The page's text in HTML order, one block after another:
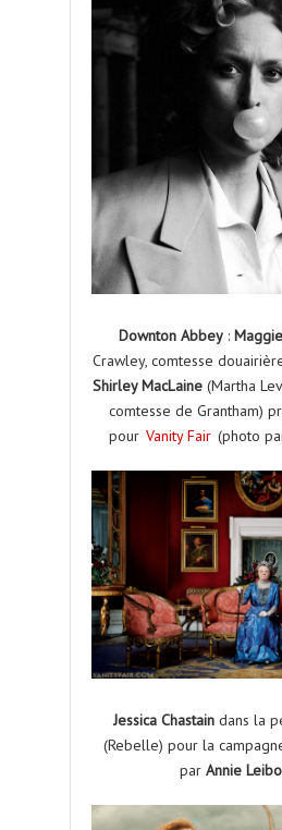
Downton Abbey:
Crawley, comtesse
Shirley MacLaine(Martha
comtesse de Grantham)
pour Vanity Fair (photo
Jessica Chastain dans la
(Rebelle) pour la
par Annie